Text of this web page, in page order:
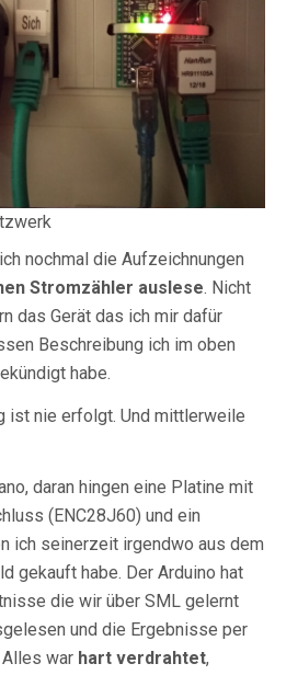
nochmal die Aufzeichnungen
Stromzähler auslese. Nicht
das Gerät das ich mir dafür
Beschreibung ich im oben
habe.
ist nie erfolgt. Und mittlerweile
daran hingen eine Platine mit
(ENC28J60) und ein
ich seinerzeit irgendwo aus dem
gekauft habe. Der Arduino hat
die wir über SML gelernt
und die Ergebnisse per
war hart verdrahtet,